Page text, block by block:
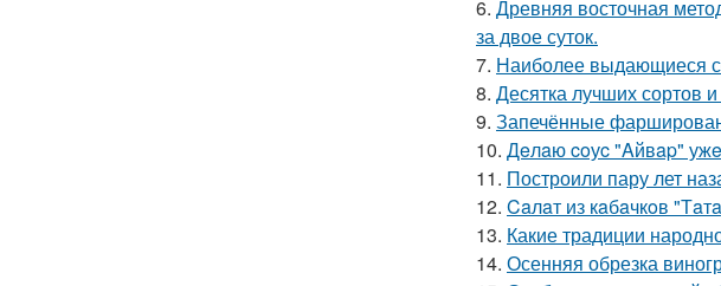
6. Древняя восточная
за двое суток.
7. Наиболее выдающиеся
8. Десятка лучших сортов
9. Запечённые
10. Дeлaю coуc "Aйвap"
11. Построили пару лет
12. Caлaт из кaбaчкoв
13. Какие традиции
14. Осенняя обрезка